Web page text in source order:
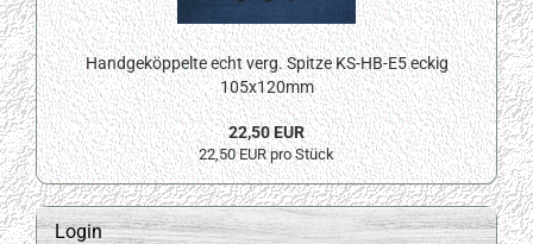
Handgeköppelte echt verg. Spitze KS-HB-E5 eckig
105x120mm
22,50 EUR
22,50 EUR pro Stück
Login